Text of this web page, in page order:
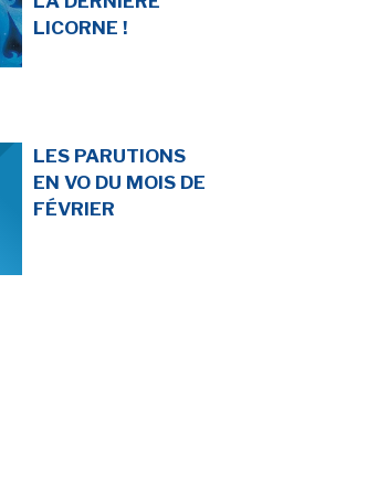
LICORNE !
LES PARUTIONS
EN VO DU MOIS DE
FÉVRIER